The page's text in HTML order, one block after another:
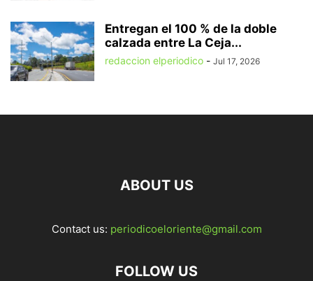
Entregan el 100 % de la doble
calzada entre La Ceja...
redaccion elperiodico - Jul 17, 2026
ABOUT US
Contact us: periodicoeloriente@gmail.com
FOLLOW US